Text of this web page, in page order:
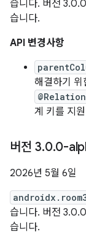
습니다. 버전
습니다.
API 변경사항
해결하기
@Relation
계 키를 지
버전 3.0.0-
2026년 5월 6일
습니다. 버전
습니다.